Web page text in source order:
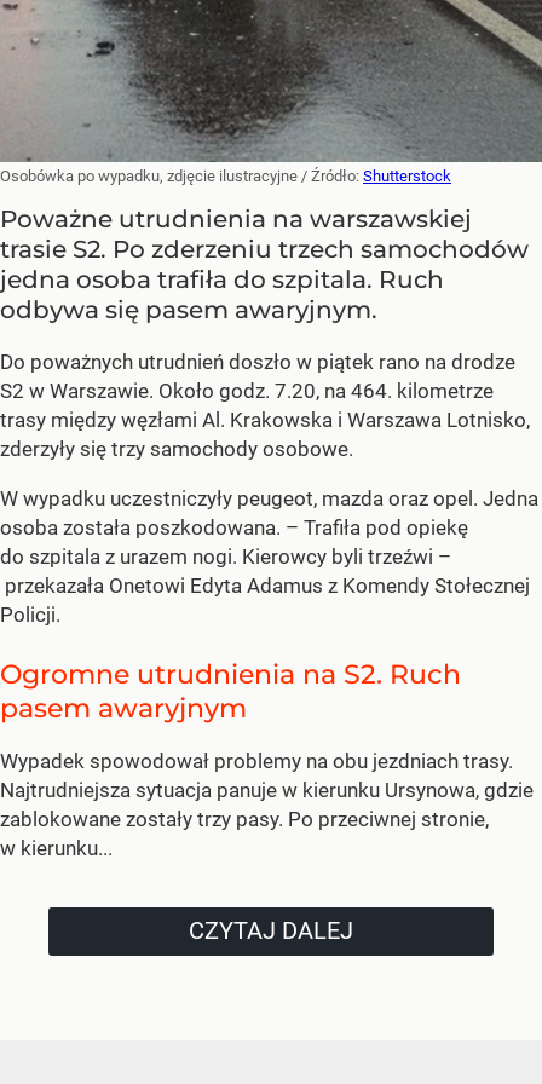
Osobówka po wypadku, zdjęcie ilustracyjne / Źródło: Shutterstock
Poważne utrudnienia na warszawskiej
trasie S2. Po zderzeniu trzech samochodów
jedna osoba trafiła do szpitala. Ruch
odbywa się pasem awaryjnym.
Do poważnych utrudnień doszło w piątek rano na drodze
S2 w Warszawie. Około godz. 7.20, na 464. kilometrze
trasy między węzłami Al. Krakowska i Warszawa Lotnisko,
zderzyły się trzy samochody osobowe.
W wypadku uczestniczyły peugeot, mazda oraz opel. Jedna
osoba została poszkodowana. – Trafiła pod opiekę
do szpitala z urazem nogi. Kierowcy byli trzeźwi –
przekazała Onetowi Edyta Adamus z Komendy Stołecznej
Policji.
Ogromne utrudnienia na S2. Ruch
pasem awaryjnym
Wypadek spowodował problemy na obu jezdniach trasy.
Najtrudniejsza sytuacja panuje w kierunku Ursynowa, gdzie
zablokowane zostały trzy pasy. Po przeciwnej stronie,
w kierunku...
CZYTAJ DALEJ